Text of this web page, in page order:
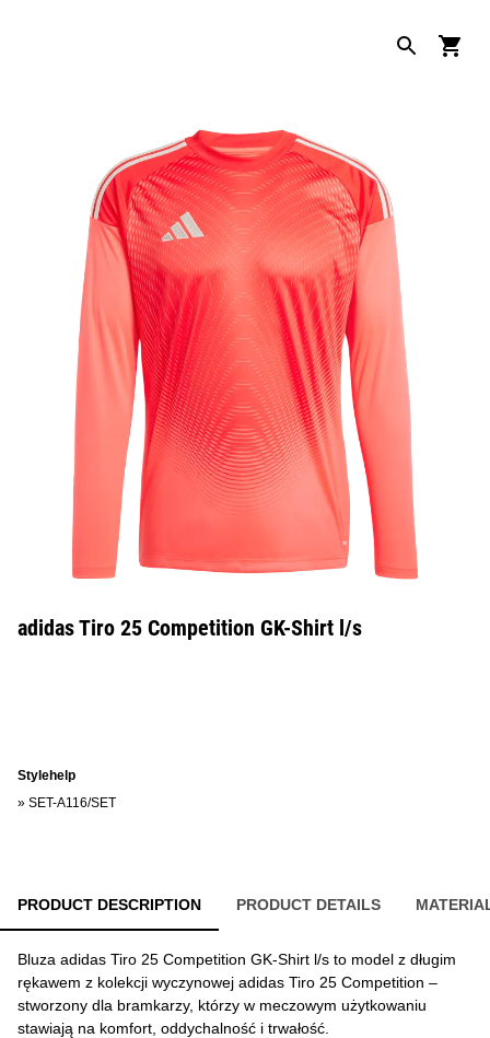
adidas Tiro 25 Competition GK-Shirt l/s
Stylehelp
» SET-A116/SET
PRODUCT DESCRIPTION PRODUCT DETAILS
Bluza adidas Tiro 25 Competition GK-Shirt l/s to model z długim
rękawem z kolekcji wyczynowej adidas Tiro 25 Competition –
stworzony dla bramkarzy, którzy w meczowym użytkowaniu
stawiają na komfort, oddychalność i trwałość.